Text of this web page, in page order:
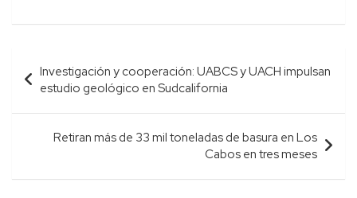
Navegación
de
entradas
Investigación y cooperación: UABCS y UACH impulsan
estudio geológico en Sudcalifornia
Retiran más de 33 mil toneladas de basura en Los
Cabos en tres meses